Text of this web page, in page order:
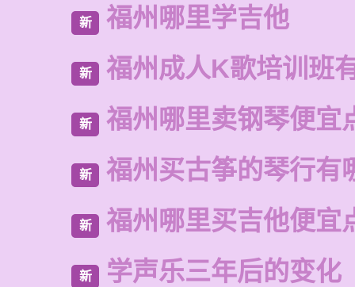
新 福州哪里学吉他
新 福州成人K歌培训班
新 福州哪里卖钢琴便宜
新 福州买古筝的琴行有
新 福州哪里买吉他便宜
新 学声乐三年后的变化